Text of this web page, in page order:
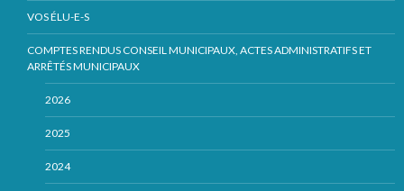
VOS ÉLU-E-S
COMPTES RENDUS CONSEIL MUNICIPAUX, ACTES ADMINISTRATIFS ET
ARRÊTÉS MUNICIPAUX
2026
2025
2024